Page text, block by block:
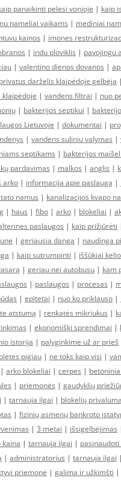
panaikinti pelesi vonioje | kaip
nameliai vaikams | mediniai
kainos | imones
| indu ploviklis | pavojingu
| valentino dienos dovanos |
privatus darželis klaipėdoje gelbėja |
klaipėdoje | vandens filtrai | nuo
| bakterijos septikui |
Lietuvoje | dokumentai |
| vandens suliniu valymas |
septikams | bakterijos
pardavimas | malkos | anglis |
arko | informacija apie paslaugą |
namus | kanalizacijos kvapo
| haus | fibo | arko | blokeliai |
paslaugos | kaip prižiūrėti
| geriausia danga | naudinga
| kaip sutrumpinti | iššūkiai
| geriau nei autobusu | kam
| paslaugos | procesas |
| epitetai | nuo ko priklauso |
atstumą | renkatės mikriukus |
| ekonomiški sprendimai |
istorija | palyginkime už ar prieš
pigiau | ne toks kaip visi |
| arko blokeliai | cerpes |
| priemonės | gaudyklių
| tarnauja ilgai | blokelių
| fizinių asmenų bankroto
| 3 metai | išsigelbėjimas
kaina | tarnauja ilgai | pasinaudoti
| administratorius | tarnauja ilgai |
priemonė | galima ir užkimšti |